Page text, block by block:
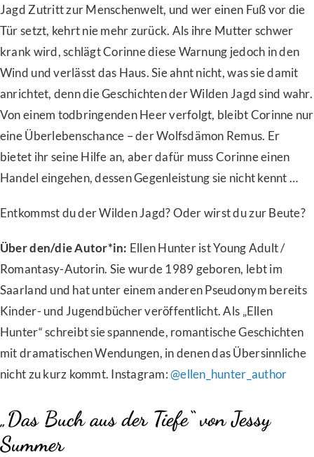
Jagd Zutritt zur Menschenwelt, und wer einen Fuß vor die
Tür setzt, kehrt nie mehr zurück. Als ihre Mutter schwer
krank wird, schlägt Corinne diese Warnung jedoch in den
Wind und verlässt das Haus. Sie ahnt nicht, was sie damit
anrichtet, denn die Geschichten der Wilden Jagd sind wahr.
Von einem todbringenden Heer verfolgt, bleibt Corinne nur
eine Überlebenschance – der Wolfsdämon Remus. Er
bietet ihr seine Hilfe an, aber dafür muss Corinne einen
Handel eingehen, dessen Gegenleistung sie nicht kennt …
Entkommst du der Wilden Jagd? Oder wirst du zur Beute?
Über den/die Autor*in: Ellen Hunter ist Young Adult /
Romantasy-Autorin. Sie wurde 1989 geboren, lebt im
Saarland und hat unter einem anderen Pseudonym bereits
Kinder- und Jugendbücher veröffentlicht. Als „Ellen
Hunter“ schreibt sie spannende, romantische Geschichten
mit dramatischen Wendungen, in denen das Übersinnliche
nicht zu kurz kommt. Instagram:@ellen_hunter_author
„Das Buch aus der Tiefe“ von Jessy
Summer